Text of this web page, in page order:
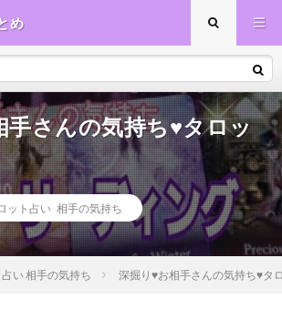
め
手さんの気持ち♥️タロッ
ット占い 相手の気持ち
い 相手の気持ち 深掘り♥️お相手さんの気持ち♥️タ